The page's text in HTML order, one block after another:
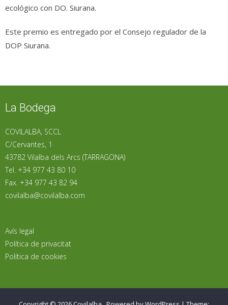
ecológico con DO. Siurana.
Este premio es entregado por el Consejo regulador de la
DOP Siurana.
La Bodega
COVILALBA, SCCL
C/Cervantes, 1
43782 Vilalba dels Arcs (TARRAGONA)
Tel. +34 977 43 80 10
Fax. +34 977 43 82 94
covilalba@covilalba.com
Avís legal
Política de privacitat
Política de cookies